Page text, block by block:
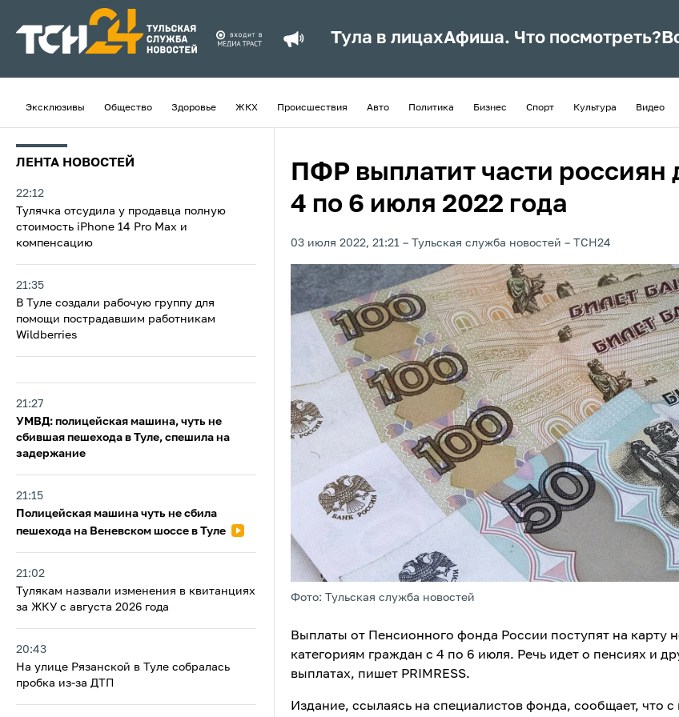
Тула в лицахАфиша. Что посмотреть?
Эксклюзивы Общество Здоровье ЖКХ Происшествия Авто Политика Бизнес Спорт Культура Видео
ЛЕНТА НОВОСТЕЙ
22:12
Тулячка отсудила у продавца полную
стоимость iPhone 14 Pro Max и
компенсацию
21:35
В Туле создали рабочую группу для
помощи пострадавшим работникам
Wildberries
21:27
УМВД: полицейская машина, чуть не
сбившая пешехода в Туле, спешила на
задержание
21:15
Полицейская машина чуть не сбила
пешехода на Веневском шоссе в Туле
21:02
Тулякам назвали изменения в квитанциях
за ЖКУ с августа 2026 года
20:43
На улице Рязанской в Туле собралась
пробка из-за ДТП
ПФР выплатит части россиян
4 по 6 июля 2022 года
03 июля 2022, 21:21 Тульская служба новостей ТСН24
Фото: Тульская служба новостей
Выплаты от Пенсионного фонда России поступят на карту
категориям граждан с 4 по 6 июля. Речь идет о пенсиях и
выплатах, пишет PRIMRESS.
Издание, ссылаясь на специалистов фонда, сообщает, что с